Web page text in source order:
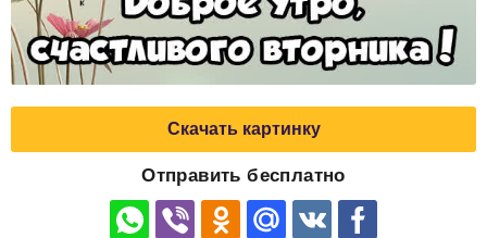
Скачать картинку
Отправить бесплатно